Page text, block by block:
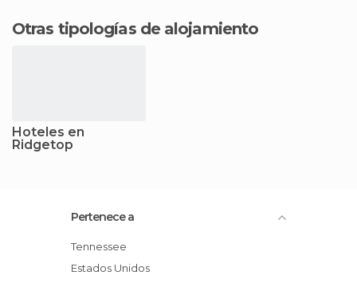
Otras tipologías de alojamiento
Hoteles en
Ridgetop
Pertenece a
Tennessee
Estados Unidos